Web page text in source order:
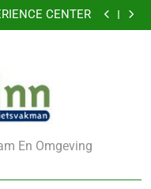
CENTER
VAN UW FIETS
CENTER
VAN UW FIETS
En Omgeving